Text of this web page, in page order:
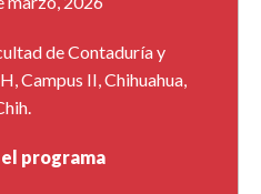
de Contaduría y
Campus II, Chihuahua,
programa